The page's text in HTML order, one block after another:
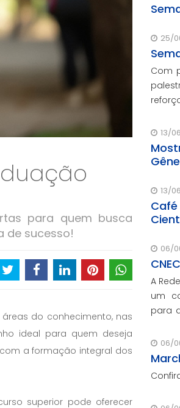
para quem busca
de sucesso!
do conhecimento, nas
ideal para quem deseja
a formação integral dos
superior pode oferecer
25/
Com
13/
13/
06/
A
um
para
06/